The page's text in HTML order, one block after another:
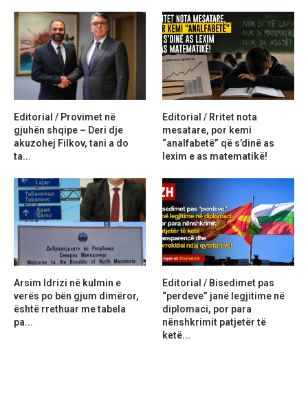
Editorial / Provimet në
gjuhën shqipe – Deri dje
akuzohej Filkov, tani a do
ta...
Editorial / Rritet nota
mesatare, por kemi
“analfabetë” që s’dinë as
lexim e as matematikë!
Arsim Idrizi në kulmin e
verës po bën gjum dimëror,
është rrethuar me tabela
pa...
Editorial / Bisedimet pas
“perdeve” janë legjitime në
diplomaci, por para
nënshkrimit patjetër të
ketë...